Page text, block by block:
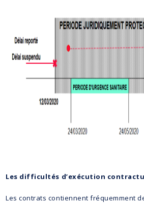
Les difficultés d’exécution
Les contrats contiennent fréquemment